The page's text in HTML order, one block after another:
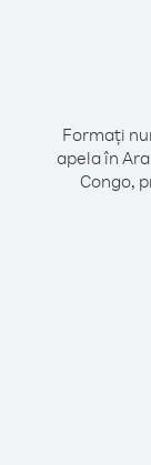
Formați
apela în
Congo,